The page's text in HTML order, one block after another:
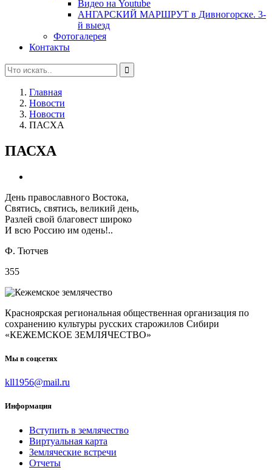
Видео на Youtube
АНГАРСКИЙ МАРШРУТ в Дивногорске. 3-
й выезд
Фотогалерея
Контакты
Главная
Новости
Новости
ПАСХА
ПАСХА
День православного Востока,
Святись, святись, великий день,
Разлей свой благовест широко
И всю Россию им одень!..
Ф. Тютчев
355
Красноярская региональная общественная организация по
сохранению культуры русских старожилов Сибири
«КЕЖЕМСКОЕ ЗЕМЛЯЧЕСТВО»
Мы в соцсетях
kll1956@mail.ru
Информация
Вступить в землячество
Виртуальная карта
Земляческие встречи
Отчеты